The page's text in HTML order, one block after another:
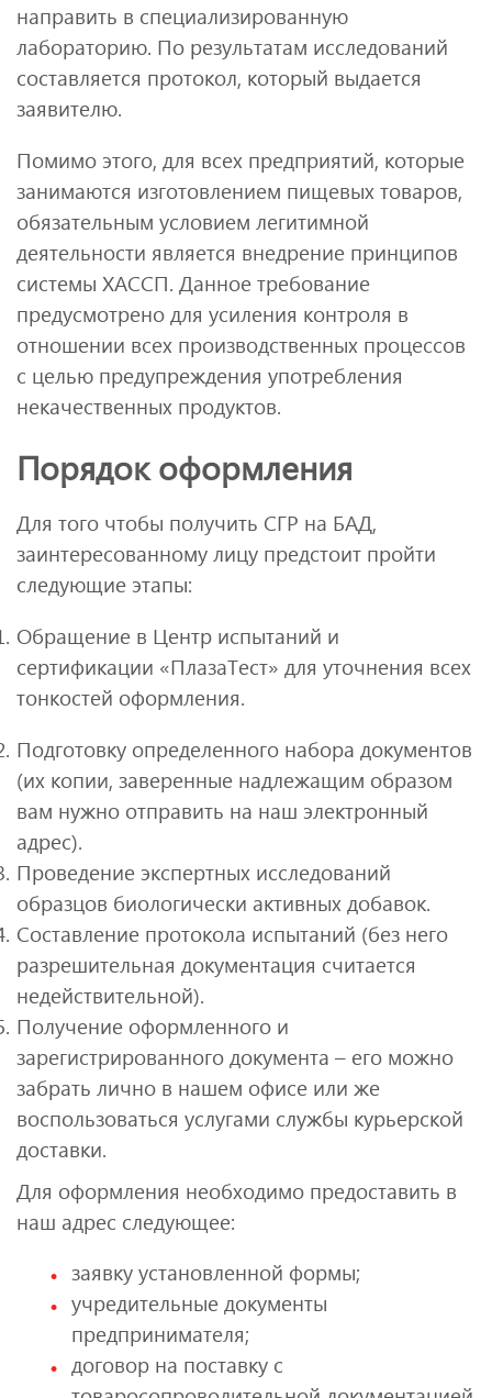
направить в специализированную
лабораторию. По результатам исследований
составляется протокол, который выдается
заявителю.
Помимо этого, для всех предприятий, которые
занимаются изготовлением пищевых товаров,
обязательным условием легитимной
деятельности является внедрение принципов
системы ХАССП. Данное требование
предусмотрено для усиления контроля в
отношении всех производственных процессов
с целью предупреждения употребления
некачественных продуктов.
Порядок оформления
Для того чтобы получить СГР на БАД,
заинтересованному лицу предстоит пройти
следующие этапы:
Обращение в Центр испытаний и
сертификации «ПлазаТест» для уточнения всех
тонкостей оформления.
Подготовку определенного набора документов
(их копии, заверенные надлежащим образом
вам нужно отправить на наш электронный
адрес).
Проведение экспертных исследований
образцов биологически активных добавок.
Составление протокола испытаний (без него
разрешительная документация считается
недействительной).
Получение оформленного и
зарегистрированного документа – его можно
забрать лично в нашем офисе или же
воспользоваться услугами службы курьерской
доставки.
Для оформления необходимо предоставить в
наш адрес следующее:
заявку установленной формы;
учредительные документы
предпринимателя;
договор на поставку с